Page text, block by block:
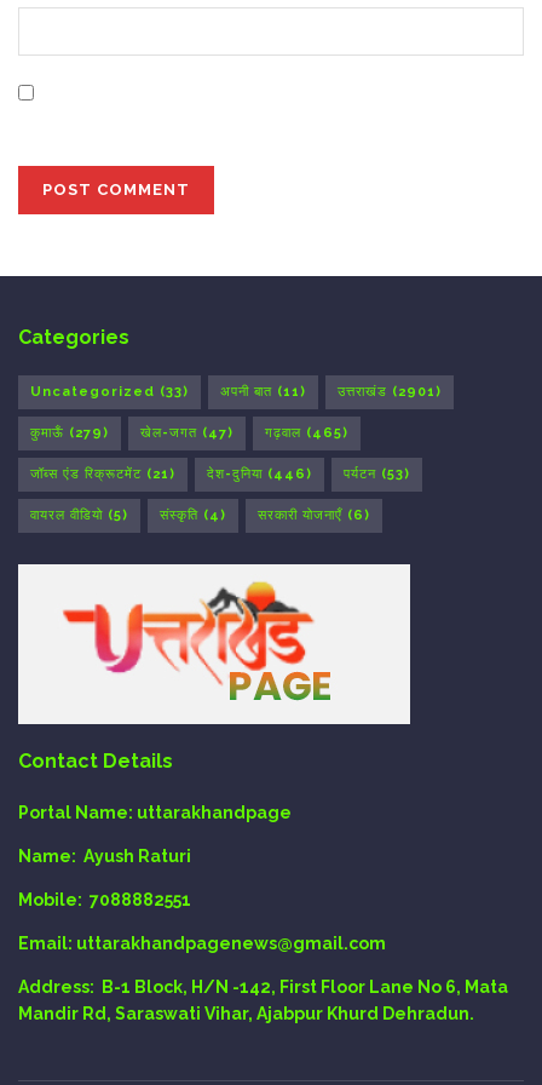
Categories
Uncategorized (33) अपनी बात (11) उत्तराखंड (2901)
कुमाऊँ (279) खेल-जगत (47) गढ़वाल (465)
जॉब्स एंड रिक्रूटमेंट (21) देश-दुनिया (446) पर्यटन (53)
वायरल वीडियो (5) संस्कृति (4) सरकारी योजनाएँ (6)
Contact Details
Portal Name: uttarakhandpage
Name: Ayush Raturi
Mobile: 7088882551
Email: uttarakhandpagenews@gmail.com
Address: B-1 Block, H/N -142, First Floor Lane No 6, Mata
Mandir Rd, Saraswati Vihar, Ajabpur Khurd Dehradun.